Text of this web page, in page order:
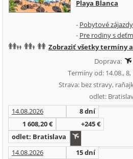
Playa Blanca
- Pobytové zájazdy
- Pre rodiny s
Zobraziť všetky termíny
Doprava:
Termíny od: 14.08.,
Strava: bez stravy,
odlet:
14.08.2026
8 dní
1 608,20 €
+245 €
odlet: Bratislava
14.08.2026
15 dní